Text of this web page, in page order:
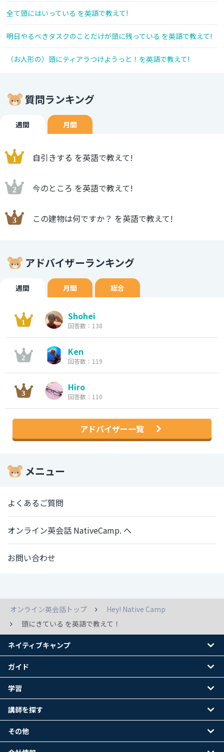
全て頭にはいっている を英語で教えて!
明日やるべきタスクのことだけが頭に残っている を英語で教えて!
（お人形の）頭にティアラつけようっと！を英語で教えて!
質問ランキング
週間 月間
自引きする を英語で教えて!
今のところ を英語で教えて!
この建物は何ですか？ を英語で教えて!
アドバイザーランキング
週間 月間 総合
Shohei
回答数：138
Ken
回答数：119
Hiro
回答数：110
アドバイザー一覧
メニュー
よくあるご質問
オンライン英会話 NativeCamp. へ
お問い合わせ
オンライン英会話トップ
Hey! Native Camp
頭にきている を英語で教えて！
ネイティブキャンプ
ガイド
学習
講師を探す
その他